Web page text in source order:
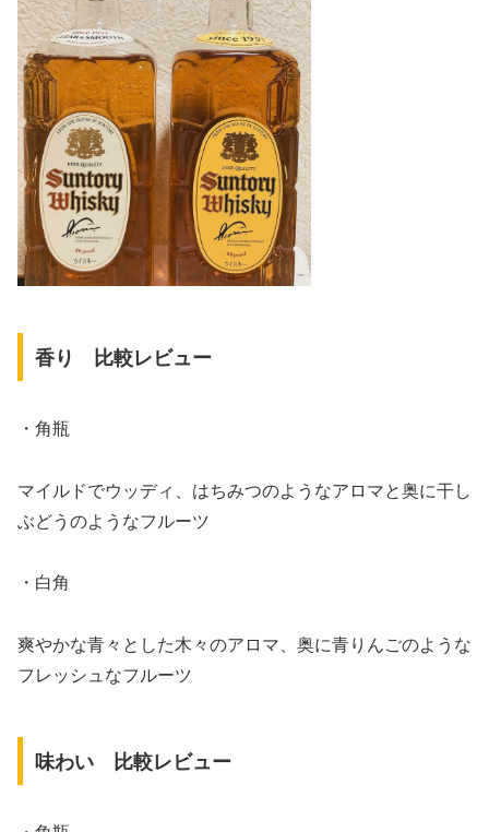
香り 比較レビュー
・角瓶
マイルドでウッディ、はちみつのようなアロマと奥に干し
ぶどうのようなフルーツ
・白角
爽やかな青々とした木々のアロマ、奥に青りんごのような
フレッシュなフルーツ
味わい 比較レビュー